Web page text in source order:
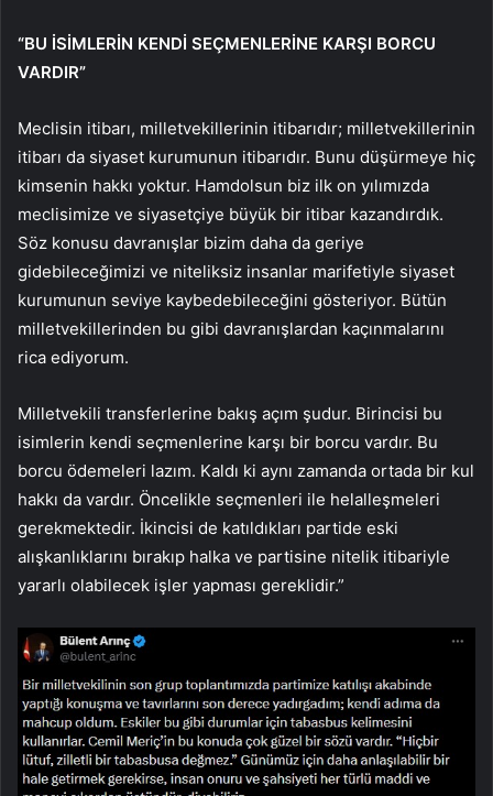
“BU İSİMLERİN KENDİ SEÇMENLERİNE KARŞI BORCU
VARDIR”
Meclisin itibarı, milletvekillerinin itibarıdır; milletvekillerinin
itibarı da siyaset kurumunun itibarıdır. Bunu düşürmeye hiç
kimsenin hakkı yoktur. Hamdolsun biz ilk on yılımızda
meclisimize ve siyasetçiye büyük bir itibar kazandırdık.
Söz konusu davranışlar bizim daha da geriye
gidebileceğimizi ve niteliksiz insanlar marifetiyle siyaset
kurumunun seviye kaybedebileceğini gösteriyor. Bütün
milletvekillerinden bu gibi davranışlardan kaçınmalarını
rica ediyorum.
Milletvekili transferlerine bakış açım şudur. Birincisi bu
isimlerin kendi seçmenlerine karşı bir borcu vardır. Bu
borcu ödemeleri lazım. Kaldı ki aynı zamanda ortada bir kul
hakkı da vardır. Öncelikle seçmenleri ile helalleşmeleri
gerekmektedir. İkincisi de katıldıkları partide eski
alışkanlıklarını bırakıp halka ve partisine nitelik itibariyle
yararlı olabilecek işler yapması gereklidir.”